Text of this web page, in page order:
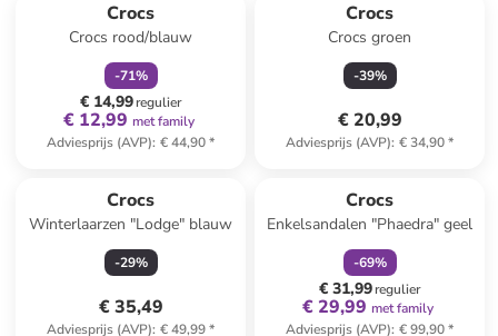
Crocs
Crocs rood/blauw
-71%
€ 14,99regulier
€ 12,99 met family
Adviesprijs (AVP): € 44,90*
Crocs
Crocs groen
-39%
€ 20,99
Adviesprijs (AVP): € 34,90*
Crocs
Winterlaarzen "Lodge" blauw
-29%
€ 35,49
Adviesprijs (AVP): € 49,99*
Crocs
Enkelsandalen "Phaedra" geel
-69%
€ 31,99regulier
€ 29,99 met family
Adviesprijs (AVP): € 99,90*